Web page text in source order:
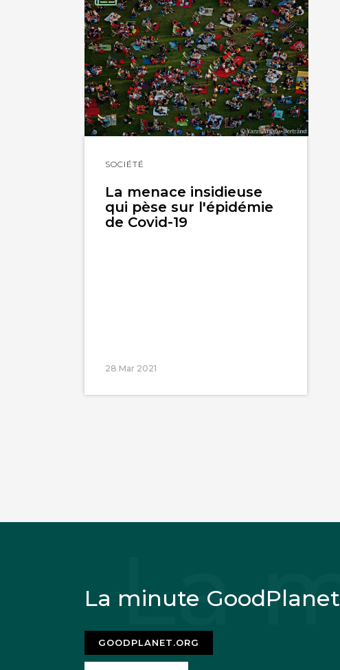
SOCIÉTÉ
La menace insidieuse
qui pèse sur l'épidémie
de Covid-19
28 Mar 2021
Lire
La minute GoodPlanet
GOODPLANET.ORG